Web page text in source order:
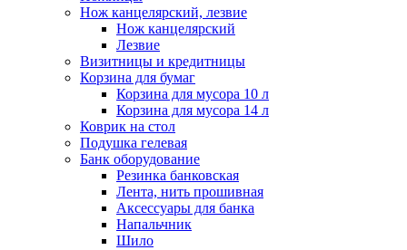
Нож канцелярский, лезвие
Нож канцелярский
Лезвие
Визитницы и кредитницы
Корзина для бумаг
Корзина для мусора 10 л
Корзина для мусора 14 л
Коврик на стол
Подушка гелевая
Банк оборудование
Резинка банковская
Лента, нить прошивная
Аксессуары для банка
Напальчник
Шило